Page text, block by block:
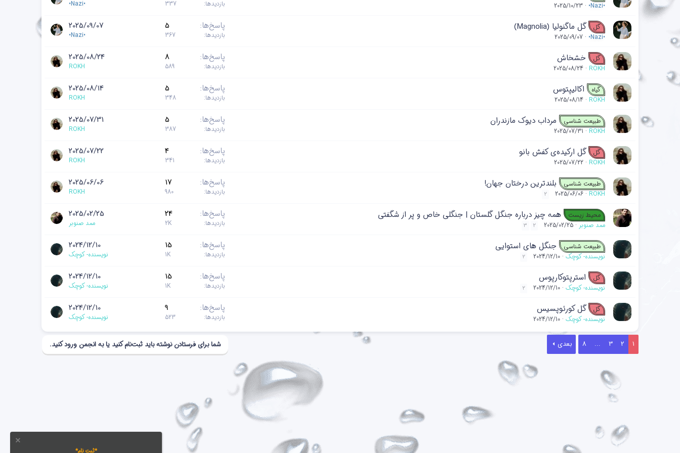
•Nazi•
2025/10/23 بازدیدها 337
•Nazi•
گل گل ماگنولیا (Magnolia)
•Nazi•
2025/09/07
پاسخ‌ها 5
بازدیدها 367
2025/09/07
•Nazi•
گل خشخاش
ROKH
2025/08/24
پاسخ‌ها 8
بازدیدها 589
2025/08/24
ROKH
گیاه اکالیپتوس
ROKH
2025/08/14
پاسخ‌ها 5
بازدیدها 348
2025/08/14
ROKH
طبیعت شناسی مرداب دیوک مازندران
ROKH
2025/07/31
پاسخ‌ها 5
بازدیدها 387
2025/07/31
ROKH
گل گل ارکیده‌ی کفش بانو
ROKH
2025/07/22
پاسخ‌ها 4
بازدیدها 341
2025/07/22
ROKH
طبیعت شناسی بلندترین درختان جهان!
ROKH
2025/06/06
2
پاسخ‌ها 17
بازدیدها 980
2025/06/06
ROKH
محیط زیست همه چیز درباره جنگل گلستان | جنگلی خاص و پر از شگفتی
ممد صنوبر 2025/02/25
2
3
پاسخ‌ها 24
بازدیدها 2K
2025/02/25
ممد صنوبر
طبیعت شناسی جنگل های استوایی
نویسنده- کوچک 2024/12/10
2
پاسخ‌ها 15
بازدیدها 1K
2024/12/10
نویسنده- کوچک
گل استرپتوکارپوس
نویسنده- کوچک 2024/12/10
2
پاسخ‌ها 15
بازدیدها 1K
2024/12/10
نویسنده- کوچک
گل گل کورئوپسیس
نویسنده- کوچک 2024/12/10
پاسخ‌ها 9
بازدیدها 523
2024/12/10
نویسنده- کوچک
1
2
3
...
8 بعدی شما برای فرستادن نوشته باید ثبت‌نام کنید یا به انجمن ورود کنید.
*ثبت نام*